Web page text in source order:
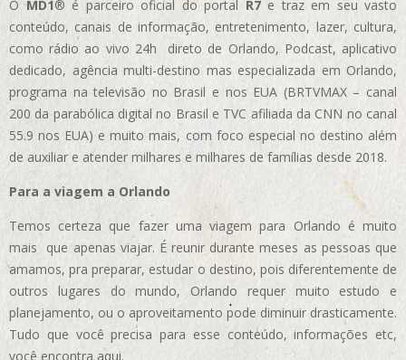
OMD1® é parceiro oficial do portal R7e traz em seu vasto
conteúdo, canais de informação, entretenimento, lazer, cultura,
como rádio ao vivo 24h direto de Orlando, Podcast, aplicativo
dedicado, agência multi-destino mas especializada em Orlando,
programa na televisão no Brasil e nos EUA (BRTVMAX – canal
200 da parabólica digital no Brasil e TVC afiliada da CNN no canal
55.9 nos EUA) e muito mais, com foco especial no destino além
de auxiliar e atender milhares e milhares de famílias desde 2018.
Para a viagem a Orlando
Temos certeza que fazer uma viagem para Orlando é muito
mais que apenas viajar. É reunir durante meses as pessoas que
amamos, pra preparar, estudar o destino, pois diferentemente de
outros lugares do mundo, Orlando requer muito estudo e
planejamento, ou o aproveitamento pode diminuir drasticamente.
Tudo que você precisa para esse conteúdo, informações etc,
você encontra aqui.